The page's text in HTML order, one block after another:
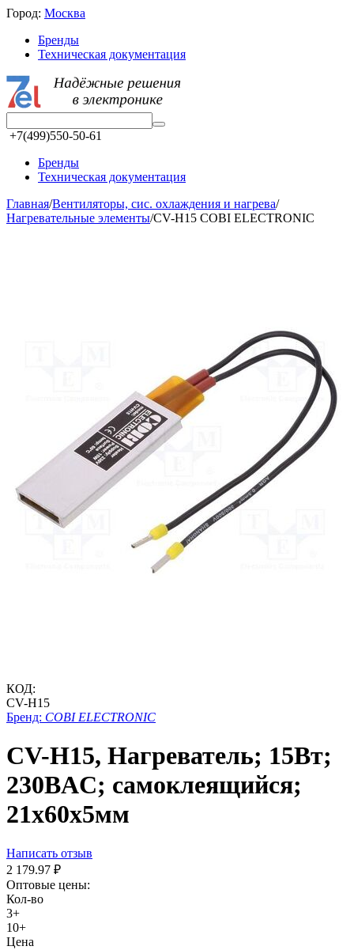
Город: Москва
Бренды
Техническая документация
+7(499)550-50-61
Бренды
Техническая документация
Главная/Вентиляторы, сис. охлаждения и нагрева/
Нагревательные элементы/CV-H15 COBI ELECTRONIC
КОД:
CV-H15
Бренд: COBI ELECTRONIC
CV-H15, Нагреватель; 15Вт;
230ВAC; самоклеящийся;
21x60x5мм
Написать отзыв
2 179.97 ₽
Оптовые цены:
Кол-во
3+
10+
Цена